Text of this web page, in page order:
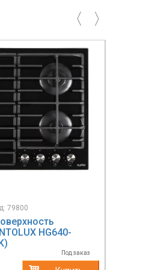
Next
79800
HG640-
Под заказ